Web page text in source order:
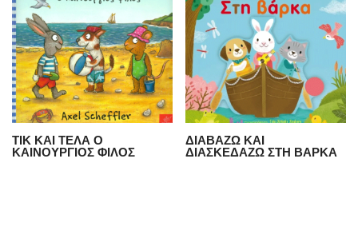
ΤΙΚ ΚΑΙ ΤΕΛΑ Ο
ΚΑΙΝΟΥΡΓΙΟΣ ΦΙΛΟΣ
ΔΙΑΒΑΖΩ ΚΑΙ
ΔΙΑΣΚΕΔΑΖΩ ΣΤΗ ΒΑΡΚΑ